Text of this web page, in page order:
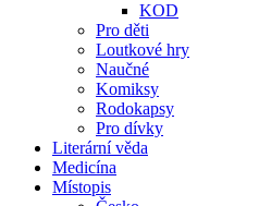
KOD
Pro děti
Loutkové hry
Naučné
Komiksy
Rodokapsy
Pro dívky
Literární věda
Medicína
Místopis